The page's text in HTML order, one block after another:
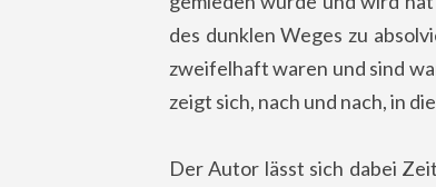
des dunklen Weges zu
zweifelhaft waren und sind
zeigt sich, nach und nach, in
Der Autor lässt sich dabei